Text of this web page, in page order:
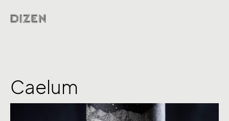
Caelum